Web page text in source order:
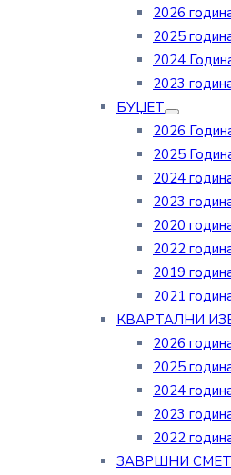
2026
2025
2024
2023
БУЏЕТ
2026
2025
2024
2023
2020
2022
2019
2021
КВАРТАЛНИ
2026
2025
2024
2023
2022
ЗАВРШНИ